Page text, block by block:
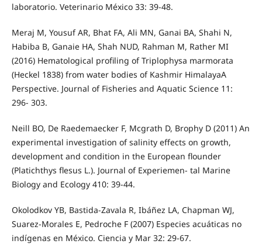
laboratorio. Veterinario México 33: 39-48.
Meraj M, Yousuf AR, Bhat FA, Ali MN, Ganai BA, Shahi N,
Habiba B, Ganaie HA, Shah NUD, Rahman M, Rather MI
(2016) Hematological profiling of Triplophysa marmorata
(Heckel 1838) from water bodies of Kashmir HimalayaA
Perspective. Journal of Fisheries and Aquatic Science 11:
296- 303.
Neill BO, De Raedemaecker F, Mcgrath D, Brophy D (2011) An
experimental investigation of salinity effects on growth,
development and condition in the European flounder
(Platichthys flesus L.). Journal of Experiemen- tal Marine
Biology and Ecology 410: 39-44.
Okolodkov YB, Bastida-Zavala R, Ibáñez LA, Chapman WJ,
Suarez-Morales E, Pedroche F (2007) Especies acuáticas no
indígenas en México. Ciencia y Mar 32: 29-67.